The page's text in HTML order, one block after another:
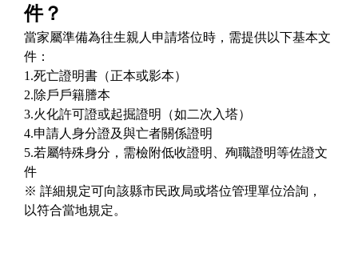
件？
當家屬準備為往生親人申請塔位時，需提供以下基本文
件：
1.死亡證明書（正本或影本）
2.除戶戶籍謄本
3.火化許可證或起掘證明（如二次入塔）
4.申請人身分證及與亡者關係證明
5.若屬特殊身分，需檢附低收證明、殉職證明等佐證文
件
※ 詳細規定可向該縣市民政局或塔位管理單位洽詢，
以符合當地規定。